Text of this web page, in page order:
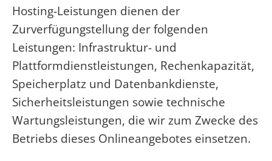
Hosting-Leistungen dienen der
Zurverfügungstellung der folgenden
Leistungen: Infrastruktur- und
Plattformdienstleistungen, Rechenkapazität,
Speicherplatz und Datenbankdienste,
Sicherheitsleistungen sowie technische
Wartungsleistungen, die wir zum Zwecke des
Betriebs dieses Onlineangebotes einsetzen.